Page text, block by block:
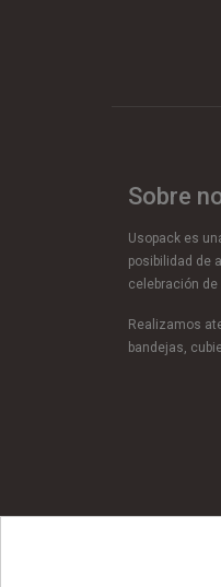
Sobre
Usopack es
posibilidad de
celebración
Realizamos
bandejas,